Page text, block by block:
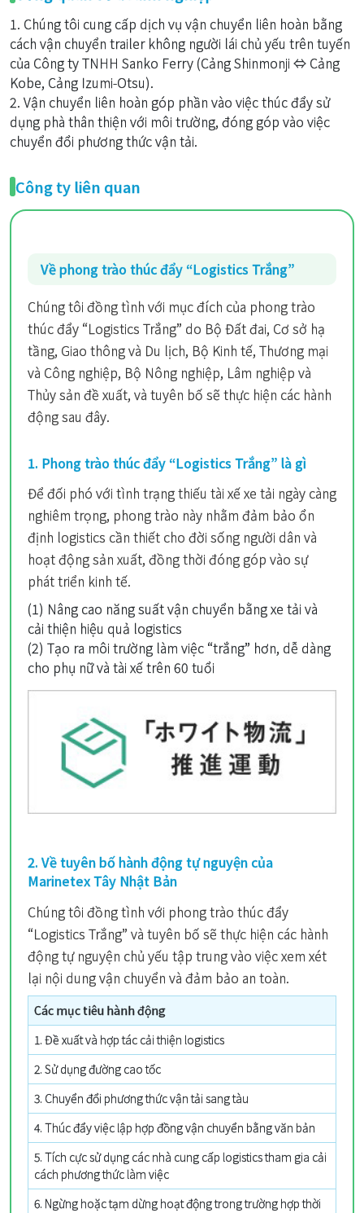
1. Chúng tôi cung cấp dịch vụ vận chuyển liên hoàn bằng
cách vận chuyển trailer không người lái chủ yếu trên tuyến
của Công ty TNHH Sanko Ferry (Cảng Shinmonji ⇔ Cảng
Kobe, Cảng Izumi-Otsu).
2. Vận chuyển liên hoàn góp phần vào việc thúc đẩy sử
dụng phà thân thiện với môi trường, đóng góp vào việc
chuyển đổi phương thức vận tải.
Công ty liên quan
Về phong trào thúc đẩy “Logistics Trắng”
Chúng tôi đồng tình với mục đích của phong trào
thúc đẩy “Logistics Trắng” do Bộ Đất đai, Cơ sở hạ
tầng, Giao thông và Du lịch, Bộ Kinh tế, Thương mại
và Công nghiệp, Bộ Nông nghiệp, Lâm nghiệp và
Thủy sản đề xuất, và tuyên bố sẽ thực hiện các hành
động sau đây.
1. Phong trào thúc đẩy “Logistics Trắng” là gì
Để đối phó với tình trạng thiếu tài xế xe tải ngày càng
nghiêm trọng, phong trào này nhằm đảm bảo ổn
định logistics cần thiết cho đời sống người dân và
hoạt động sản xuất, đồng thời đóng góp vào sự
phát triển kinh tế.
(1) Nâng cao năng suất vận chuyển bằng xe tải và
cải thiện hiệu quả logistics
(2) Tạo ra môi trường làm việc “trắng” hơn, dễ dàng
cho phụ nữ và tài xế trên 60 tuổi
2. Về tuyên bố hành động tự nguyện của
Marinetex Tây Nhật Bản
Chúng tôi đồng tình với phong trào thúc đẩy
“Logistics Trắng” và tuyên bố sẽ thực hiện các hành
động tự nguyện chủ yếu tập trung vào việc xem xét
lại nội dung vận chuyển và đảm bảo an toàn.
Các mục tiêu hành động
1. Đề xuất và hợp tác cải thiện logistics
2. Sử dụng đường cao tốc
3. Chuyển đổi phương thức vận tải sang tàu
4. Thúc đẩy việc lập hợp đồng vận chuyển bằng văn bản
5. Tích cực sử dụng các nhà cung cấp logistics tham gia cải
cách phương thức làm việc
6. Ngừng hoặc tạm dừng hoạt động trong trường hợp thời